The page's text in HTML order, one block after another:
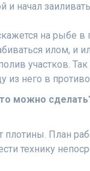
начал
на рыбе в
илом, и
участков.
из него в
можно
План
технику